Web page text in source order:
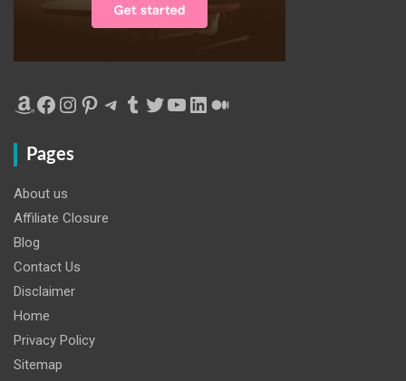
Amazon
Facebook
Instagram
Pinterest
Telegram
Tumblr
Twitter
YouTube
LinkedIn
Medium
Pages
About us
Affiliate Closure
Blog
Contact Us
Disclaimer
Home
Privacy Policy
Sitemap